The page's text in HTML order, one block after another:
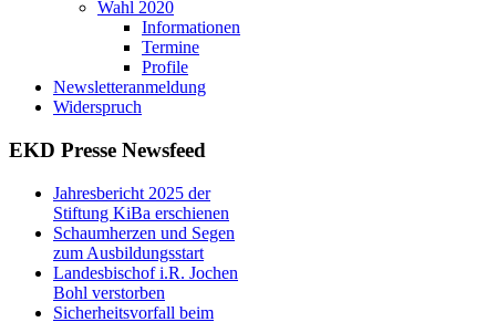
Wahl 2020
Informationen
Termine
Profile
Newsletteranmeldung
Widerspruch
EKD Presse Newsfeed
Jahresbericht 2025 der
Stiftung KiBa erschienen
Schaumherzen und Segen
zum Ausbildungsstart
Landesbischof i.R. Jochen
Bohl verstorben
Sicherheitsvorfall beim